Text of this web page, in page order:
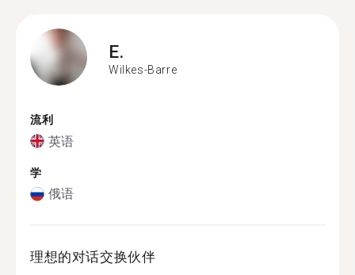
E.
Wilkes-Barre
流利
英语
学
俄语
理想的对话交换伙伴